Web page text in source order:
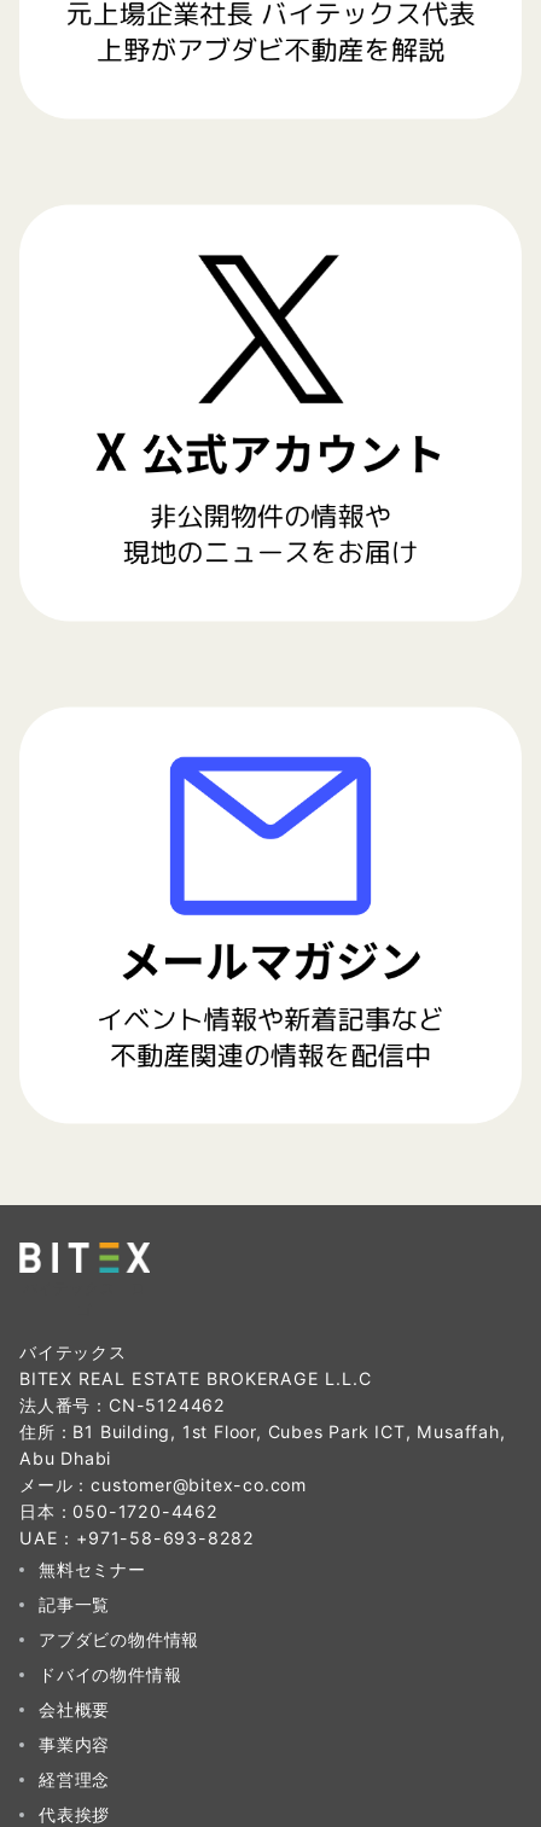
バイテックス
BITEX REAL ESTATE BROKERAGE L.L.C
法人番号：CN-5124462
住所：B1 Building, 1st Floor, Cubes Park ICT, Musaffah,
Abu Dhabi
メール：customer@bitex-co.com
日本： 050-1720-4462
UAE： +971-58-693-8282‬
無料セミナー
記事一覧
アブダビの物件情報
ドバイの物件情報
会社概要
事業内容
経営理念
代表挨拶